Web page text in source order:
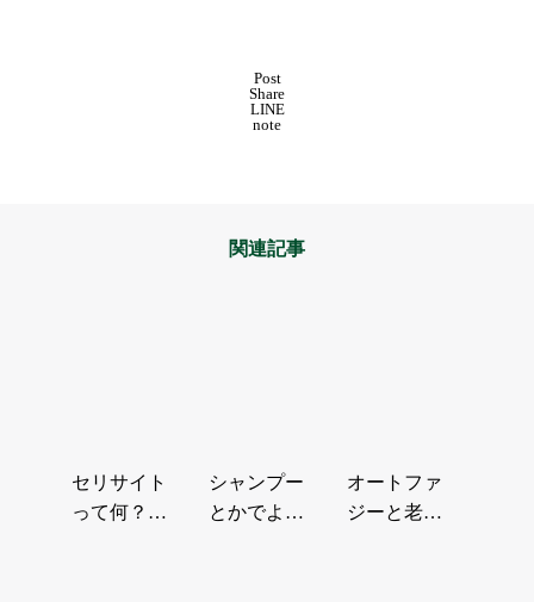
Post
Share
LINE
note
関連記事
セリサイト
って何？肌
シャンプー
とかでよく
オートファ
ジーと老化